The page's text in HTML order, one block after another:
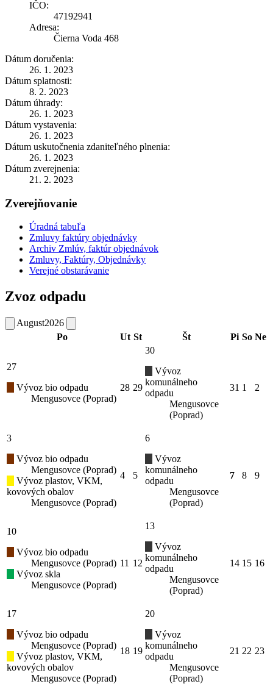
IČO:
47192941
Adresa:
Čierna Voda 468
Dátum doručenia:
26. 1. 2023
Dátum splatnosti:
8. 2. 2023
Dátum úhrady:
26. 1. 2023
Dátum vystavenia:
26. 1. 2023
Dátum uskutočnenia zdaniteľného plnenia:
26. 1. 2023
Dátum zverejnenia:
21. 2. 2023
Zverejňovanie
Úradná tabuľa
Zmluvy faktúry objednávky
Archiv Zmlúv, faktúr objednávok
Zmluvy, Faktúry, Objednávky
Verejné obstarávanie
Zvoz odpadu
August2026
Po
Ut St Št Pi So Ne
27
Vývoz bio odpadu
Mengusovce (Poprad)
28 29
30
Vývoz
komunálneho
odpadu
Mengusovce
(Poprad)
31 1 2
3
Vývoz bio odpadu
Mengusovce (Poprad)
Vývoz plastov, VKM,
kovových obalov
Mengusovce (Poprad)
4 5
6
Vývoz
komunálneho
odpadu
Mengusovce
(Poprad)
7 8 9
10
Vývoz bio odpadu
Mengusovce (Poprad)
Vývoz skla
Mengusovce (Poprad)
11 12
13
Vývoz
komunálneho
odpadu
Mengusovce
(Poprad)
14 15 16
17
Vývoz bio odpadu
Mengusovce (Poprad)
Vývoz plastov, VKM,
kovových obalov
Mengusovce (Poprad)
18 19
20
Vývoz
komunálneho
odpadu
Mengusovce
(Poprad)
21 22 23